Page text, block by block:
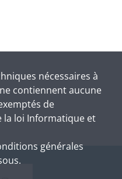
nécessaires à
contiennent aucune
de
la loi Informatique et
générales